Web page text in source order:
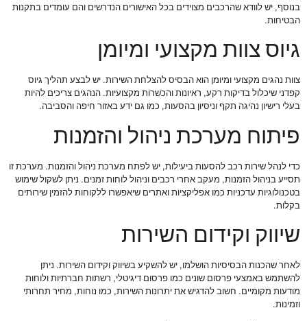
בנוסף, יש לוודא שהרכבים מצוידים בכל האישורים הנדרשים והם עומדים בתקנות
הבטיחות.
גיוס צוות מקצועי ומיומן
צוות נהגים מקצועי ומיומן הוא הבסיס להצלחת השירות. יש לבצע תהליך גיוס
קפדני שיכלול בדיקות רקע, ראיונות והכשרות מקצועיות. הנהגים צריכים להיות
בעלי רישיון נהיגה תקף וניסיון בהסעות, כמו גם ידע באזור חיפה והסביבה.
פיתוח מערכת ניהול והזמנות
כדי לנהל שירות רכב להסעות ביעילות, יש לפתח מערכת ניהול והזמנות. מערכת זו
תסייע בניהול הזמנות, מעקב אחרי רכבים וניהול לוחות זמנים. ניתן לשקול שימוש
בטכנולוגיות עדכניות כמו אפליקציות ואתרים שיאפשרו ללקוחות להזמין שירותים
בקלות.
שיווק וקידום השירות
לאחר שהכנות הבסיסיות הושלמו, יש להשקיע בשיווק וקידום השירות. ניתן
להשתמש באמצעי פרסום שונים כמו פרסום דיגיטלי, רשתות חברתיות ולוחות
מודעות מקומיים. חשוב להדגיש את יתרונות השירות, כמו נוחות, מחיר תחרותי
וזמינות.